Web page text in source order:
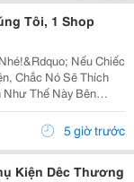
Tôi, 1 Shop
Nếu Chiếc
Chắc Nó Sẽ Thích
Như Thế Này Bên
Em Móc Khóa Gấu
5 giờ trước
Kiện Dêc Thương